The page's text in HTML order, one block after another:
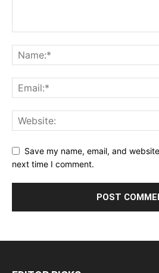
Save my name, email, and
next time I comment.